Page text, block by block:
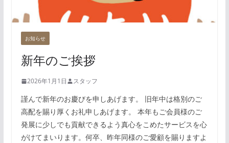
お知らせ
新年のご挨拶
2026年1月1日 スタッフ
謹んで新年のお慶びを申しあげます。 旧年中は格別のご
高配を賜り厚くお礼申しあげます。 本年もご会員様のご
発展に少しでも貢献できるよう真心をこめたサービスを心
がけてまいります。何卒、昨年同様のご愛顧を賜りますよ